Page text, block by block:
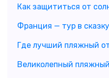
Как защититься от
Франция — тур в
Где лучший пляжный
Великолепный